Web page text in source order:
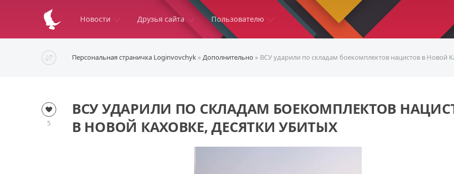
Новости Друзья сайта Пользователю
Персональная страничка Loginvovchyk » Дополнительно » ВСУ ударили по складам боекомплектов нацистов в Новой
ВСУ УДАРИЛИ ПО СКЛАДАМ БОЕКОМПЛЕКТОВ
В НОВОЙ КАХОВКЕ, ДЕСЯТКИ УБИТЫХ
5